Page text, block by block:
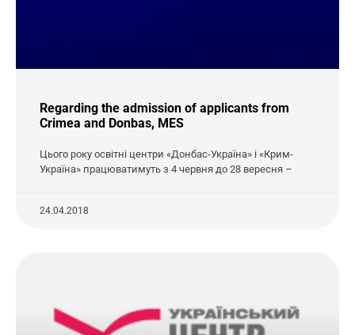
Regarding the admission of applicants from
Crimea and Donbas, MES
Цього року освітні центри «Донбас-Україна» і «Крим-
Україна» працюватимуть з 4 червня до 28 вересня –
24.04.2018